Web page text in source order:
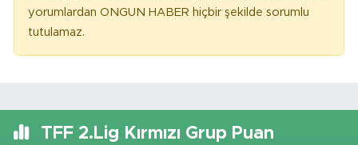
yorumlardan ONGUN HABER hiçbir şekilde sorumlu
tutulamaz.
TFF 2.Lig Kırmızı Grup Puan